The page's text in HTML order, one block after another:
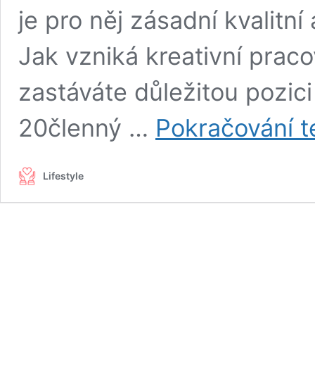
je pro něj zásadní
Jak vzniká kreativní
zastáváte důležitou
20členný … Pokračování
Lifestyle